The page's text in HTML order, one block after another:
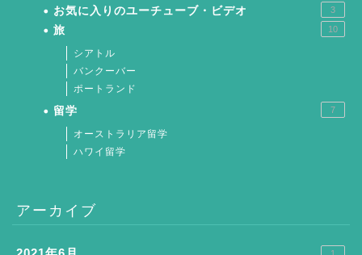
お気に入りのユーチューブ・ビデオ 3
旅 10
シアトル
バンクーバー
ポートランド
留学 7
オーストラリア留学
ハワイ留学
アーカイブ